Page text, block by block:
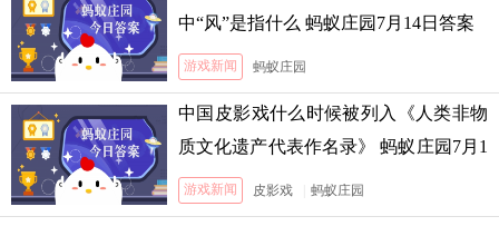
中“风”是指什么 蚂蚁庄园7月14日答案
游戏新闻 蚂蚁庄园
中国皮影戏什么时候被列入《人类非物
质文化遗产代表作名录》 蚂蚁庄园7月1
3日答案
游戏新闻 皮影戏 蚂蚁庄园